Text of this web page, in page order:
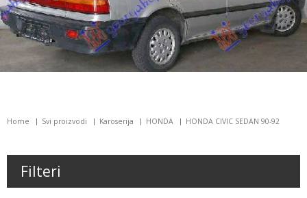
Home Svi proizvodi Karoserija HONDA HONDA CIVIC SEDAN 90-92
Filteri